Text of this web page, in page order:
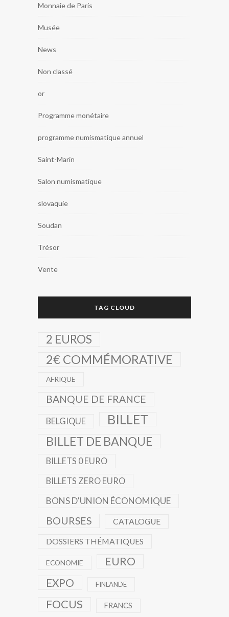
Monnaie de Paris
Musée
News
Non classé
or
Programme monétaire
programme numismatique annuel
Saint-Marin
Salon numismatique
slovaquie
Soudan
Trésor
Vente
TAG CLOUD
2 EUROS
2€ COMMÉMORATIVE
AFRIQUE
BANQUE DE FRANCE
BELGIQUE BILLET
BILLET DE BANQUE
BILLETS 0 EURO
BILLETS ZERO EURO
BONS D'UNION ÉCONOMIQUE
BOURSES CATALOGUE
DOSSIERS THÉMATIQUES
ECONOMIE EURO
EXPO FINLANDE
FOCUS FRANCS